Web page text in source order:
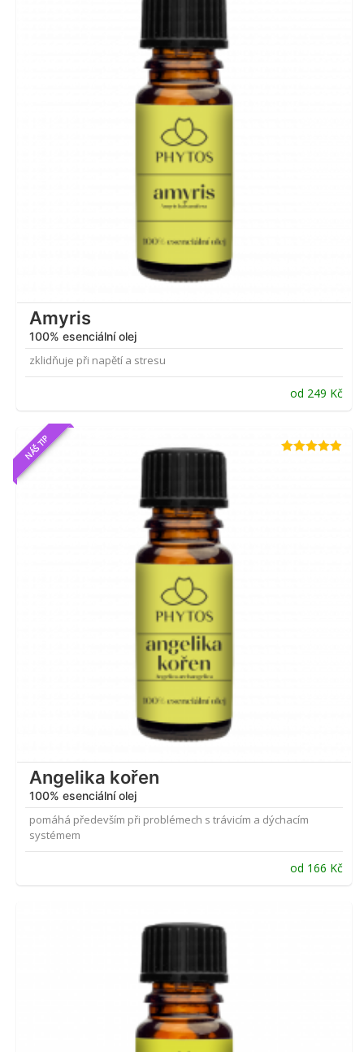
Amyris
100% esenciální olej
zklidňuje při napětí a stresu
od 249 Kč
NÁŠ TIP
Angelika kořen
100% esenciální olej
pomáhá především při problémech s trávicím a dýchacím
systémem
od 166 Kč